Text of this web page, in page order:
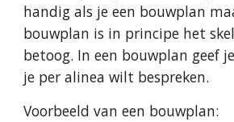
handig als je een bouwplan
bouwplan is in principe het
betoog. In een bouwplan geef
je per alinea wilt bespreken.
Voorbeeld van een bouwplan: